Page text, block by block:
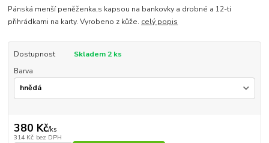
Pánská menší peněženka,s kapsou na bankovky a drobné a 12-ti
přihrádkami na karty. Vyrobeno z kůže. celý popis
Dostupnost
Skladem 2 ks
Barva
380 Kč/ks
314 Kč bez DPH